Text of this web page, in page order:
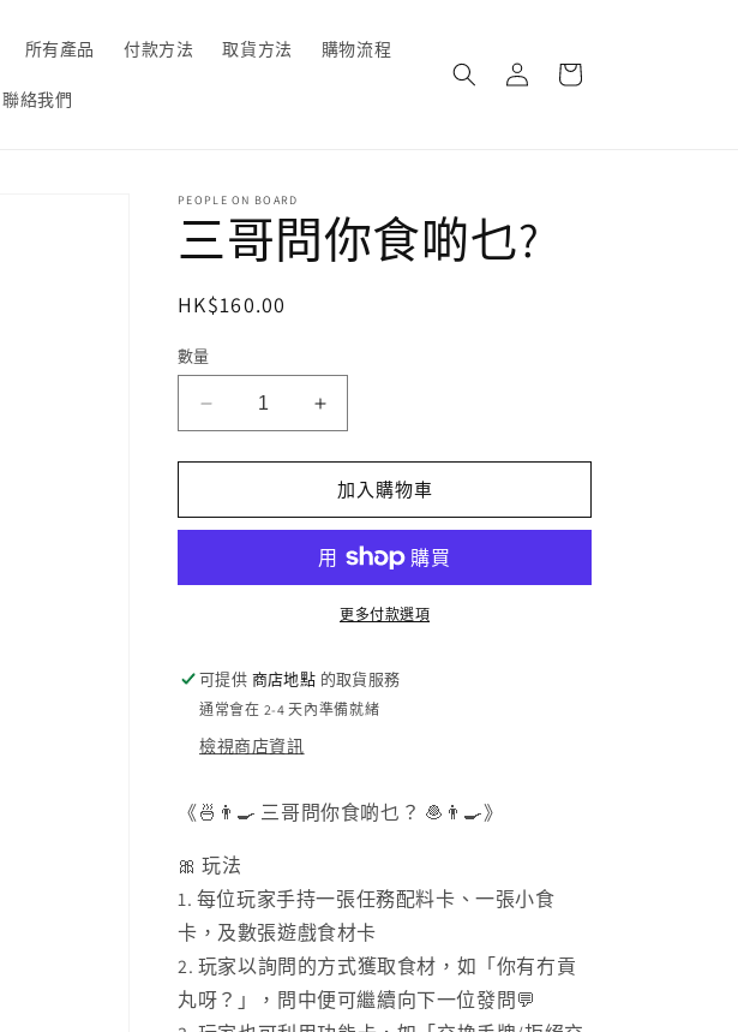
所有產品 付款方法 取貨方法 購物流程
聯絡我們
登
入
物
PEOPLE ON BOARD
三哥問你食啲乜?
定
HK$160.00
數量
你
量
減
少
問
你
食
乜?
量
增
加入購物車
更多付款選項
可提供 商店地點 的取貨服務
通常會在 2-4 天內準備就緒
檢視商店資訊
《🍜👨‍🍳 三哥問你食啲乜？ 🧆👨‍🍳》
🎀 玩法
1. 每位玩家手持一張任務配料卡、一張小食
卡，及數張遊戲食材卡
2. 玩家以詢問的方式獲取食材，如「你有冇貢
丸呀？」，問中便可繼續向下一位發問💬